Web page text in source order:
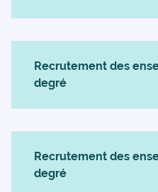
Recrutement des
degré
Recrutement des
degré